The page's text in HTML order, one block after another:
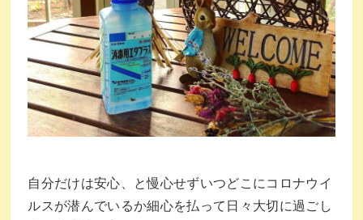
自分だけは安心、と慢心せずいつどこにコロナウイ
ルスが潜んでいるか細心を払って日々大切に過ごし